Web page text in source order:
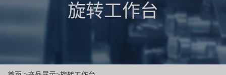
旋转工作台